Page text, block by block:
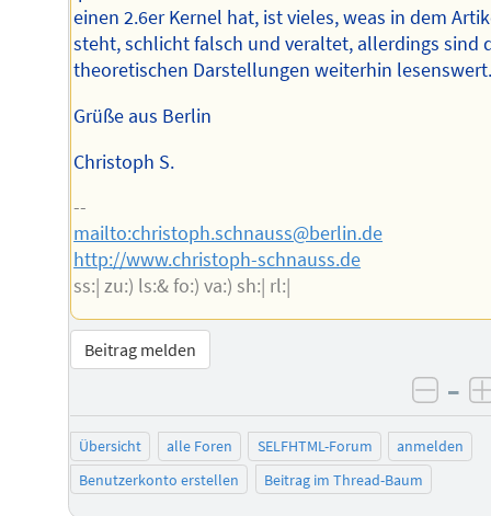
einen 2.6er Kernel hat, ist vieles, weas in dem
steht, schlicht falsch und veraltet, allerdings sind
theoretischen Darstellungen weiterhin
Grüße aus Berlin
Christoph S.
--
mailto:christoph.schnauss@berlin.de
http://www.christoph-schnauss.de
ss:| zu:) ls:& fo:) va:) sh:| rl:|
Beitrag melden
–
Übersicht alle Foren SELFHTML-Forum
anmelden
Benutzerkonto erstellen
Beitrag im Thread-Baum